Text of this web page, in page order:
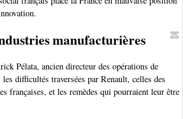
manufacturières
Pélata, ancien directeur des opérations de
difficultés traversées par Renault, celles des
françaises, et les remèdes qui pourraient leur être